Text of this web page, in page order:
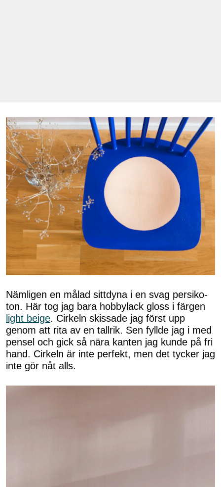
Nämligen en målad sittdyna i en svag persiko-
ton. Här tog jag bara hobbylack gloss i färgen
light beige. Cirkeln skissade jag först upp
genom att rita av en tallrik. Sen fyllde jag i med
pensel och gick så nära kanten jag kunde på fri
hand. Cirkeln är inte perfekt, men det tycker jag
inte gör nåt alls.